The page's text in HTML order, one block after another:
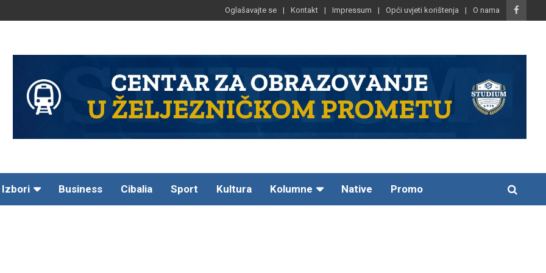
Oglašavajte se Kontakt Impressum Opći uvjeti korištenja O nama
Izbori Business Cibalia Sport Kultura Kolumne Native Promo